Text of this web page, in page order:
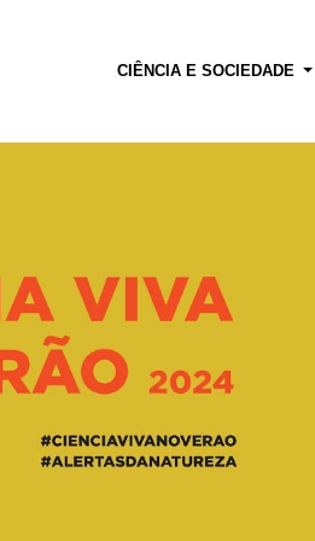
CIÊNCIA E SOCIEDADE